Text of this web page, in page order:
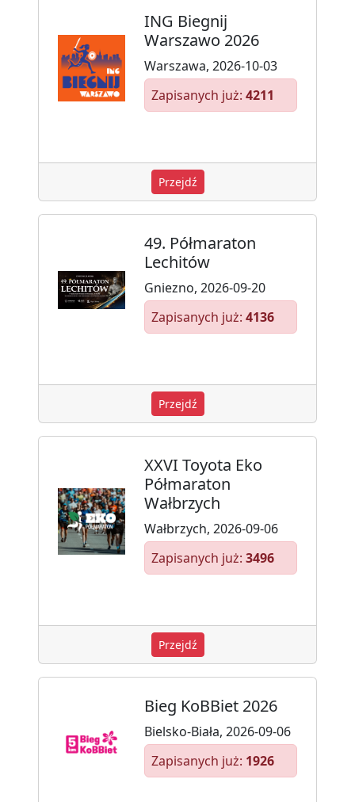
ING Biegnij
Warszawo 2026
Warszawa, 2026-10-03
Zapisanych już: 4211
Przejdź
49. Półmaraton
Lechitów
Gniezno, 2026-09-20
Zapisanych już: 4136
Przejdź
XXVI Toyota Eko
Półmaraton
Wałbrzych
Wałbrzych, 2026-09-06
Zapisanych już: 3496
Przejdź
Bieg KoBBiet 2026
Bielsko-Biała, 2026-09-06
Zapisanych już: 1926